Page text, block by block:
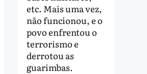
etc. Mais uma vez,
não funcionou, e o
povo enfrentou o
terrorismo e
derrotou as
guarimbas.